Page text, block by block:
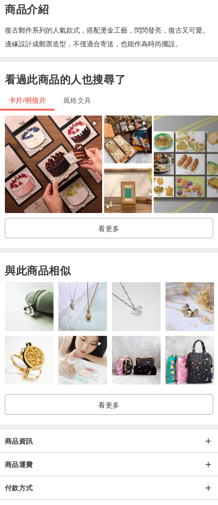
商品介紹
復古郵件系列的人氣款式，搭配燙金工藝，閃閃發亮，復古又可愛。
邊緣設計成郵票造型，不僅適合寄送，也能作為時尚擺設。
看過此商品的人也搜尋了
卡片/明信片 風格文具
看更多
與此商品相似
看更多
商品資訊
商品運費
付款方式